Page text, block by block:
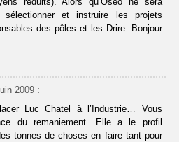
et instruire les projets
des pôles et les Drire. Bonjour
2009 :
Luc Chatel à l’Industrie… Vous
du remaniement. Elle a le profil
tonnes de choses en faire tant pour